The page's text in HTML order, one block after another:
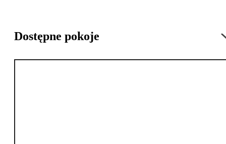
Dostępne pokoje